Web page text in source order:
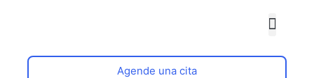
Agende una cita